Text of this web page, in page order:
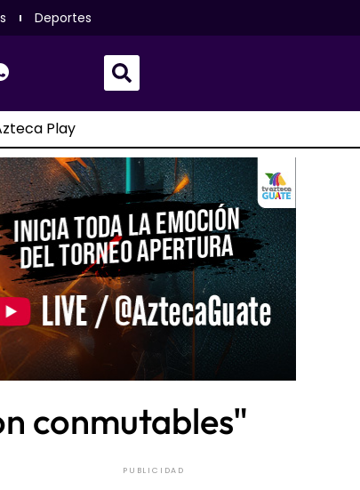
Deportes
Play
conmutables"
PUBLICIDAD